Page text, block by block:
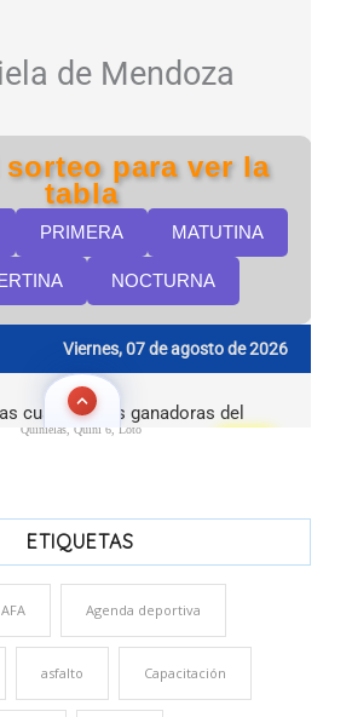
Quinielas, Quini 6, Loto
ETIQUETAS
AFA Agenda deportiva
asfalto Capacitación